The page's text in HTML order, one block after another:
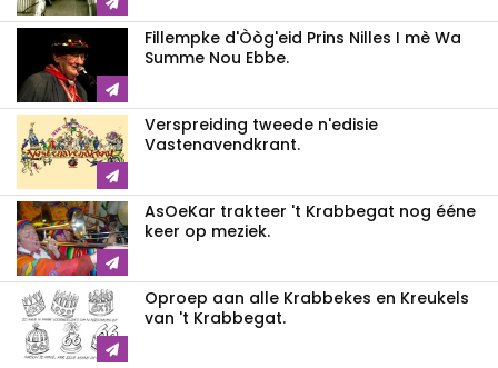
Fillempke d'Òòg'eid Prins Nilles I mè Wa
Summe Nou Ebbe.
Verspreiding tweede n'edisie
Vastenavendkrant.
AsOeKar trakteer 't Krabbegat nog ééne
keer op meziek.
Oproep aan alle Krabbekes en Kreukels
van 't Krabbegat.